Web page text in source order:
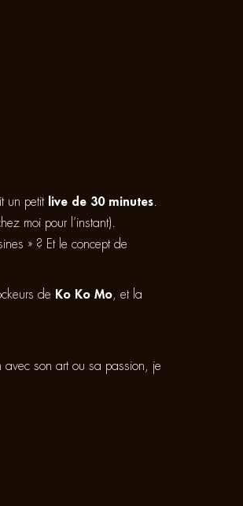
un petit live de 30 minutes
moi pour l’instant).
» ? Et le concept de
de Ko Ko Mo , et la
avec son art ou sa passion, je